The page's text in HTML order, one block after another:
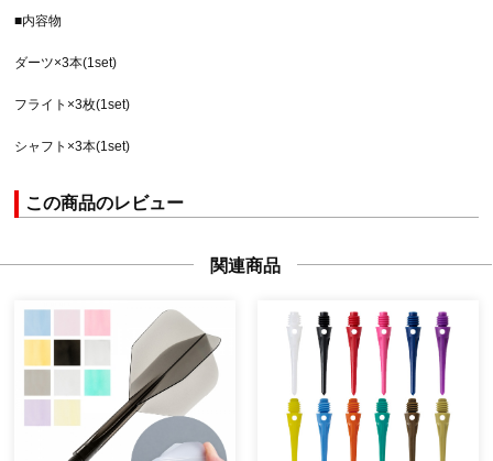
■内容物
ダーツ×3本(1set)
フライト×3枚(1set)
シャフト×3本(1set)
この商品のレビュー
関連商品